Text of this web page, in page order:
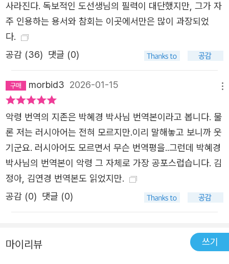
동시에 한편으로 사람들은 그에게서 왠지 모를 혐오감을 느
끼며 그의 얼굴이 <가면>처럼 보인다고들 이야기한다. 그리
고 돌연 잠복해 있던 맹수가 이빨을 드러내듯, 그는 갑자기
아무도 이해 못할 독특한 기행들을 일삼기 시작한다. 모두가
지켜보는 앞에서 갑자기 아무 이유 없이 어느 신사의 코를
잡아당기거나, 어느 부인에게 돌연 키스를 하거나, 지사의
귀를 깨물어 버리기도 하는 등…… 정신 착란을 의심케 하는
이상한 스캔들로 온 사교계는 경악과 흥분에 휩싸인다. 이후
스따브로긴은 요양차 곧 이 도시를 떠나고, 그로부터 4년이
지난 뒤 그는 다시 온전해진 모습으로 이곳에 돌아오게 된
다. 바르바라 부인은 아들의 귀환을 몹시 기대하며 그의 혼
담을 적극적으로 추진하려 하지만, 그 무렵 도시에는 스따브
로긴과 이곳에 사는 미친 절름발이 여인인 마리야 레뱟끼나
절 교사인 스쩨빤 선생의 아들이자 비밀리에 이곳 혁명 조직
의 우두머리로 활동하고 있는 청년 뾰뜨르 베르호벤스끼 역
사라진다. 독보적인 도선생님의 필력이 대단했지만, 그가 자
주 인용하는 용서와 참회는 이곳에서만은 많이 과장되었
다.
공감 (36) 댓글 (0)
morbid3 2026-01-15
악령 번역의 지존은 박혜경 박사님 번역본이라고 봅니다. 물
론 저는 러시아어는 전혀 모르지만.이리 말해놓고 보니까 웃
기군요. 러시아어도 모르면서 무슨 번역평을..그런데 박혜경
박사님의 번역본이 악령 그 자체로 가장 공포스럽습니다. 김
정아, 김연경 번역본도 읽었지만.
공감 (0) 댓글 (0)
마이리뷰 쓰기